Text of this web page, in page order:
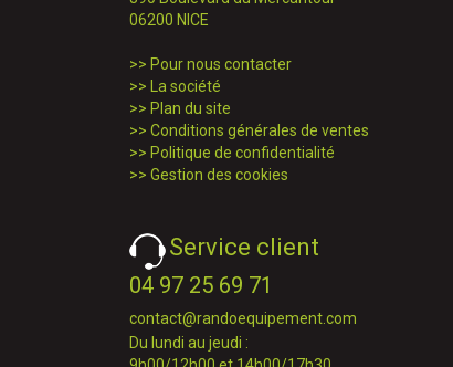
06200 NICE
>> Pour nous contacter
>> La société
>> Plan du site
>> Conditions générales de ventes
>> Politique de confidentialité
>> Gestion des cookies
Service client
04 97 25 69 71
contact@randoequipement.com
Du lundi au jeudi :